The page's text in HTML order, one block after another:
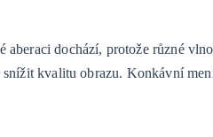
dochází, protože různé
kvalitu obrazu. Konkávní